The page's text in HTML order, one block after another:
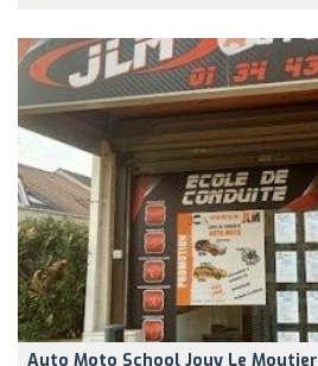
Auto Moto School Jouy Le Moutier